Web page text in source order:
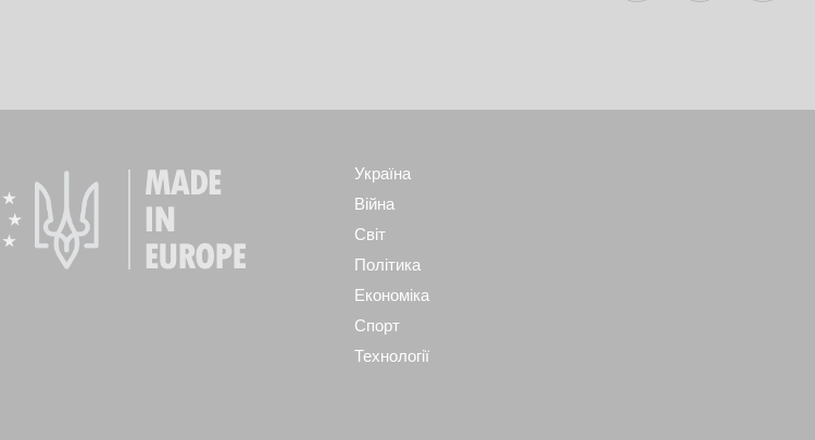
Україна
Війна
Світ
Політика
Економіка
Спорт
Технології